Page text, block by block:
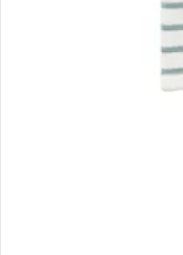
Sicher & flexibel